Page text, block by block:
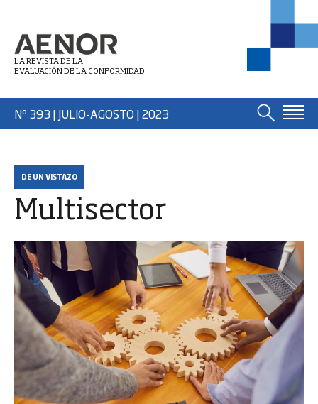
LA REVISTA DE LA
EVALUACIÓN DE LA CONFORMIDAD
Nº 393 | JULIO-AGOSTO| 2023
DE UN VISTAZO
Multisector